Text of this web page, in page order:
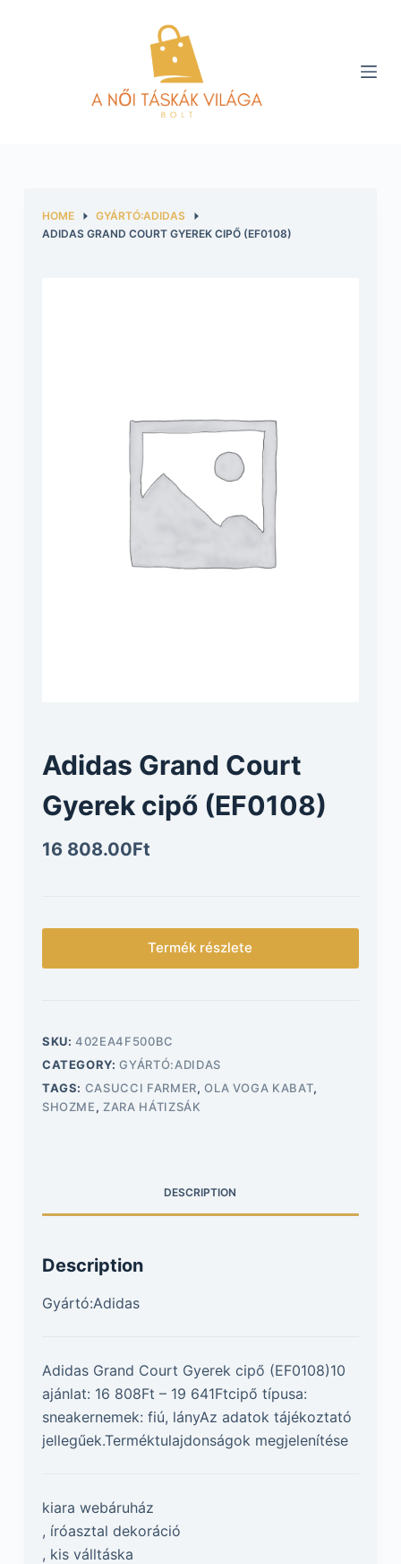
HOME
GYÁRTÓ:ADIDAS
ADIDAS GRAND COURT GYEREK CIPŐ (EF0108)
Adidas Grand Court
Gyerek cipő (EF0108)
16 808.00Ft
Termék részlete
SKU:402EA4F500BC
CATEGORY:GYÁRTÓ:ADIDAS
TAGS: CASUCCI FARMER,OLA VOGA KABAT,
SHOZME,ZARA HÁTIZSÁK
DESCRIPTION
Description
Gyártó:Adidas
Adidas Grand Court Gyerek cipő (EF0108)10
ajánlat: 16 808Ft – 19 641Ftcipő típusa:
sneakernemek: fiú, lányAz adatok tájékoztató
jellegűek.Terméktulajdonságok megjelenítése
kiara webáruház
, íróasztal dekoráció
, kis válltáska